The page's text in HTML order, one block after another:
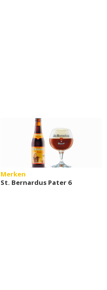
Merken
St. Bernardus Pater 6